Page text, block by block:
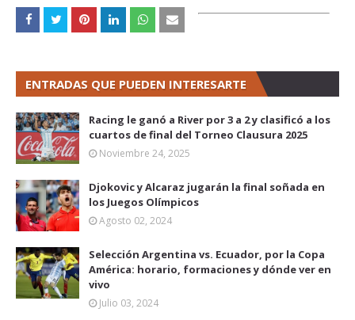
ENTRADAS QUE PUEDEN INTERESARTE
Racing le ganó a River por 3 a 2 y clasificó a los
cuartos de final del Torneo Clausura 2025
Noviembre 24, 2025
Djokovic y Alcaraz jugarán la final soñada en
los Juegos Olímpicos
Agosto 02, 2024
Selección Argentina vs. Ecuador, por la Copa
América: horario, formaciones y dónde ver en
vivo
Julio 03, 2024